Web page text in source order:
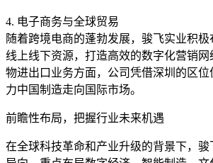
4. 电子商务与全球贸易
随着跨境电商的蓬勃发展，骏飞实业积
线上线下资源，打造高效的数字化营销
物进出口业务方面，公司凭借深圳的区
力中国制造走向国际市场。
前瞻性布局，把握行业未来机遇
在全球科技革命和产业升级的背景下，